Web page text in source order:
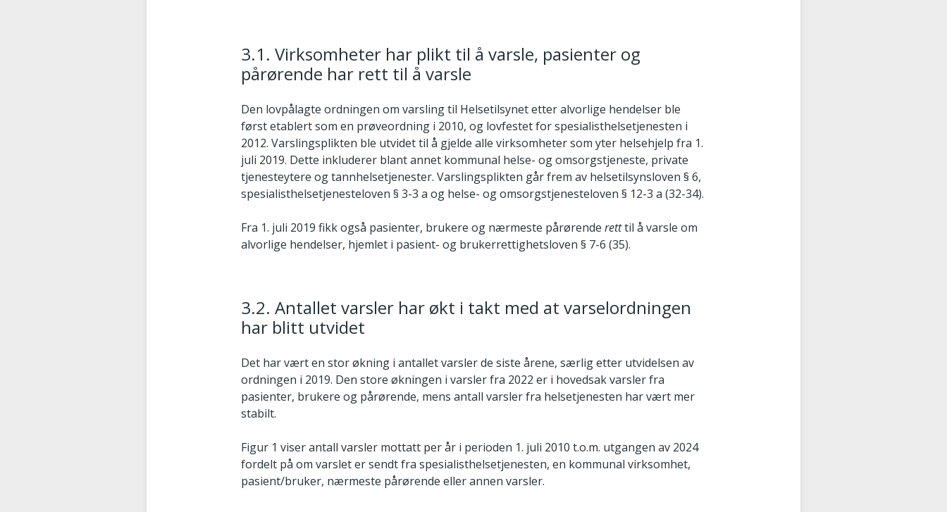
3.1. Virksomheter har plikt til å varsle, pasienter og
pårørende har rett til å varsle
Den lovpålagte ordningen om varsling til Helsetilsynet etter alvorlige hendelser ble
først etablert som en prøveordning i 2010, og lovfestet for spesialisthelsetjenesten i
2012. Varslingsplikten ble utvidet til å gjelde alle virksomheter som yter helsehjelp fra 1.
juli 2019. Dette inkluderer blant annet kommunal helse- og omsorgstjeneste, private
tjenesteytere og tannhelsetjenester. Varslingsplikten går frem av helsetilsynsloven § 6,
spesialisthelsetjenesteloven § 3-3 a og helse- og omsorgstjenesteloven § 12-3 a (32-34).
Fra 1. juli 2019 fikk også pasienter, brukere og nærmeste pårørenderetttil å varsle om
alvorlige hendelser, hjemlet i pasient- og brukerrettighetsloven § 7-6 (35).
3.2. Antallet varsler har økt i takt med at varselordningen
har blitt utvidet
Det har vært en stor økning i antallet varsler de siste årene, særlig etter utvidelsen av
ordningen i 2019. Den store økningen i varsler fra 2022 er i hovedsak varsler fra
pasienter, brukere og pårørende, mens antall varsler fra helsetjenesten har vært mer
stabilt.
Figur 1 viser antall varsler mottatt per år i perioden 1. juli 2010 t.o.m. utgangen av 2024
fordelt på om varslet er sendt fra spesialisthelsetjenesten, en kommunal virksomhet,
pasient/bruker, nærmeste pårørende eller annen varsler.